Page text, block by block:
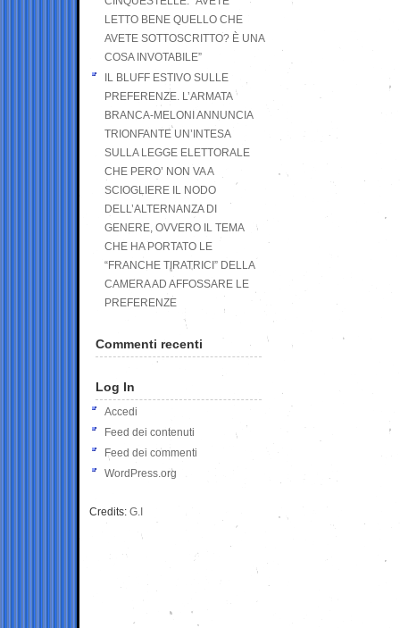
LETTO BENE QUELLO CHE
AVETE SOTTOSCRITTO? È UNA
COSA INVOTABILE”
IL BLUFF ESTIVO SULLE
PREFERENZE. L’ARMATA
BRANCA-MELONI ANNUNCIA
TRIONFANTE UN’INTESA
SULLA LEGGE ELETTORALE
CHE PERO’ NON VA A
SCIOGLIERE IL NODO
DELL’ALTERNANZA DI
GENERE, OVVERO IL TEMA
CHE HA PORTATO LE
“FRANCHE TIRATRICI” DELLA
CAMERA AD AFFOSSARE LE
PREFERENZE
Commenti recenti
Log In
Accedi
Feed dei contenuti
Feed dei commenti
WordPress.org
Credits: G.I